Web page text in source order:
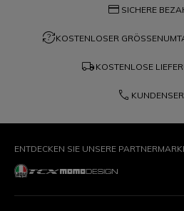
credit_card SICHERE
question_exchangeKOSTENLOSER
local_shipping KOSTENLOSE
phone
ENTDECKEN SIE UNSERE